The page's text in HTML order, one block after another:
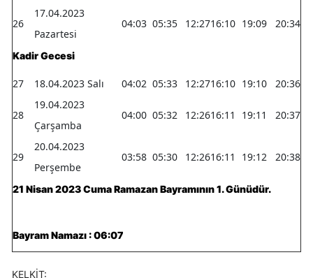
Zonguldak
Batman
Şırnak
Ardahan
26
17.04.2023
Pazartesi
04:03 05:35 12:2716:10 19:09 20:34
Kadir Gecesi
27 18.04.2023 Salı 04:02 05:33 12:2716:10 19:10 20:36
28
19.04.2023
Çarşamba
04:00 05:32 12:2616:11 19:11 20:37
29
20.04.2023
Perşembe
03:58 05:30 12:2616:11 19:12 20:38
21 Nisan 2023 Cuma Ramazan Bayramının 1. Günüdür.
Bayram Namazı : 06:07
KELKİT: